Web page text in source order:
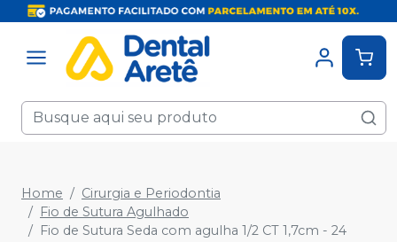
Home
Cirurgia e Periodontia
Fio de Sutura Agulhado
Fio de Sutura Seda com agulha 1/2 CT 1,7cm - 24